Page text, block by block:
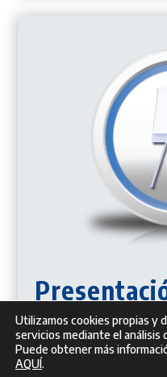
Utilizamos cookies propias y
servicios mediante el análisis
Puede obtener más
AQUÍ.